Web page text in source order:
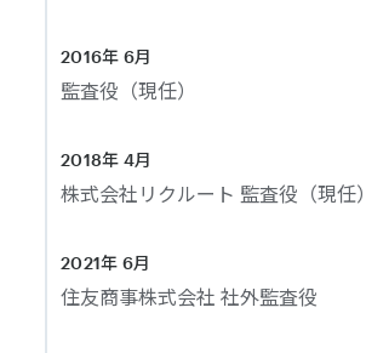
2016年 6月
監査役（現任）
2018年 4月
株式会社リクルート 監査役（現任）
2021年 6月
住友商事株式会社 社外監査役